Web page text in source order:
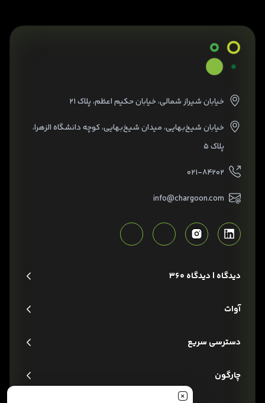
خیابان شیراز شمالی، خیابان حکیم اعظم، پلاک ۲۱
خیابان شیخ‌بهایی، میدان شیخ‌بهایی، کوچه دانشگاه الزهرا،
پلاک ۵
۰۲۱-۸۴۲۰۲
info@chargoon.com
دیدگاه | دیدگاه 360
آوات
دسترسی سریع
چارگون